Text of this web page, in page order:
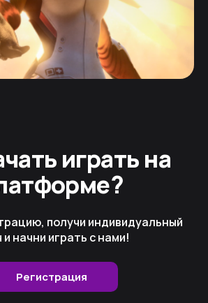
играть на
получи индивидуальный
и начни играть с нами!
Регистрация